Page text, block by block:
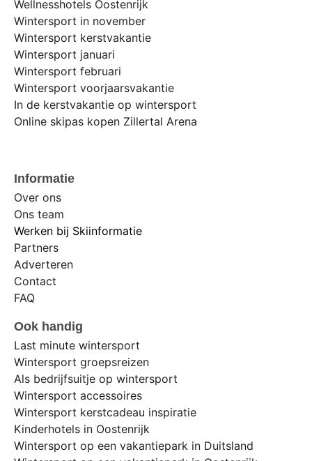
Wellnesshotels Oostenrijk
Wintersport in november
Wintersport kerstvakantie
Wintersport januari
Wintersport februari
Wintersport voorjaarsvakantie
In de kerstvakantie op wintersport
Online skipas kopen Zillertal Arena
Informatie
Over ons
Ons team
Werken bij Skiinformatie
Partners
Adverteren
Contact
FAQ
Ook handig
Last minute wintersport
Wintersport groepsreizen
Als bedrijfsuitje op wintersport
Wintersport accessoires
Wintersport kerstcadeau inspiratie
Kinderhotels in Oostenrijk
Wintersport op een vakantiepark in Duitsland